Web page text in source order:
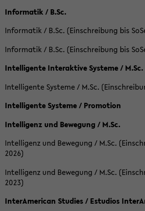
Informatik / B.Sc.
Informatik / B.Sc. (Einschreibung bis
Informatik / B.Sc. (Einschreibung bis
Intelligente Interaktive Systeme / M.Sc.
Intelligente Systeme / M.Sc.
Intelligente Systeme / Promotion
Intelligenz und Bewegung / M.Sc.
Intelligenz und Bewegung / M.Sc.
2026)
Intelligenz und Bewegung / M.Sc.
2023)
InterAmerican Studies / Estudios